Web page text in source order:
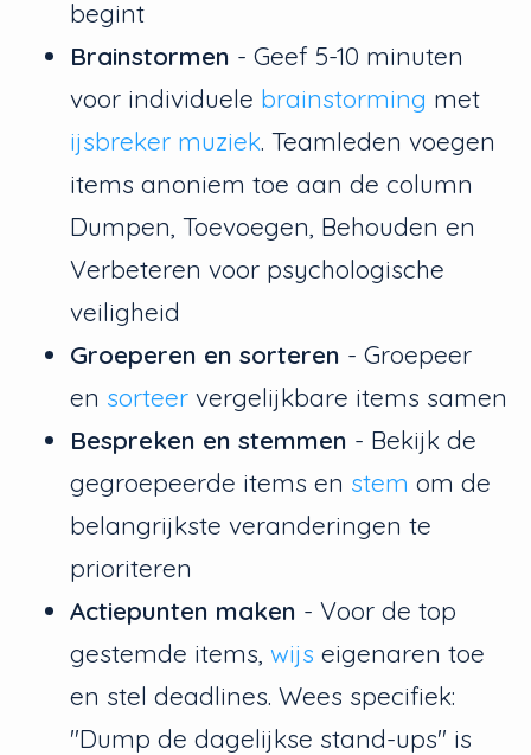
begint
Brainstormen - Geef 5-10 minuten
voor individuele brainstorming met
ijsbreker muziek. Teamleden voegen
items anoniem toe aan de column
Dumpen, Toevoegen, Behouden en
Verbeteren voor psychologische
veiligheid
Groeperen en sorteren - Groepeer
en sorteer vergelijkbare items samen
Bespreken en stemmen - Bekijk de
gegroepeerde items en stem om de
belangrijkste veranderingen te
prioriteren
Actiepunten maken - Voor de top
gestemde items,wijs eigenaren toe
en stel deadlines. Wees specifiek:
"Dump de dagelijkse stand-ups" is